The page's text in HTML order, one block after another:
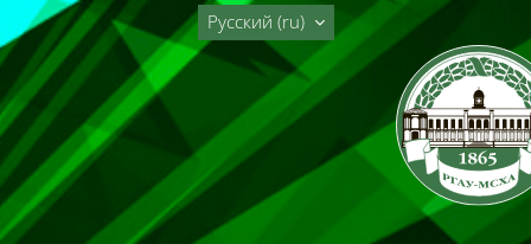
Перейти к основному содержанию
Русский ‎(ru)‎